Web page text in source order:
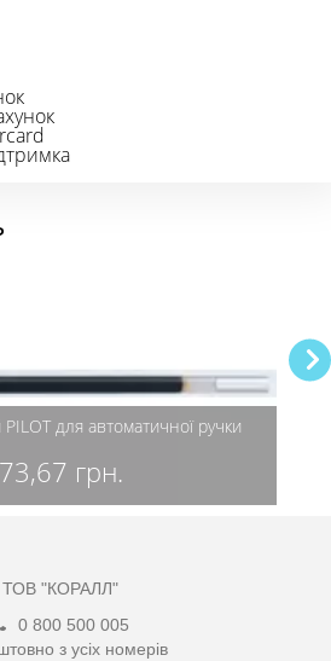
для автоматичної ручки
73,67 грн.
ТОВ "КОРАЛЛ"
0 800 500 005
з усіх номерів